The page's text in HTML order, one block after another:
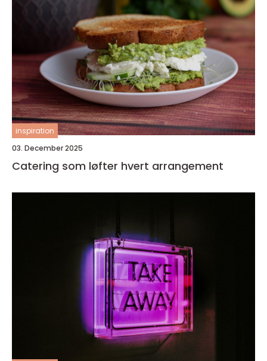
inspiration
03. December 2025
Catering som løfter hvert arrangement